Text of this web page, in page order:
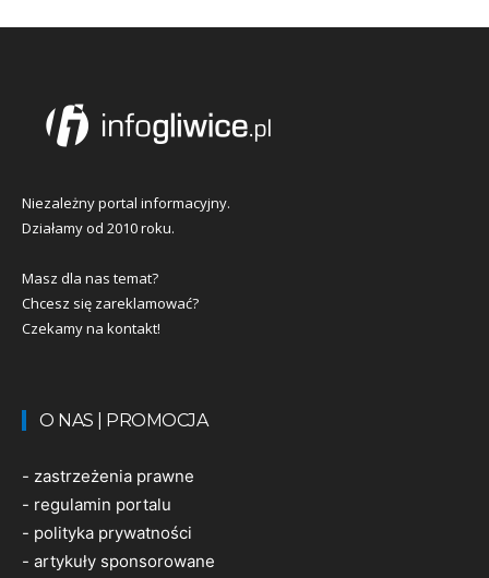
Niezależny portal informacyjny.
Działamy od 2010 roku.
Masz dla nas temat?
Chcesz się zareklamować?
Czekamy na kontakt!
O NAS | PROMOCJA
- zastrzeżenia prawne
- regulamin portalu
- polityka prywatności
- artykuły sponsorowane